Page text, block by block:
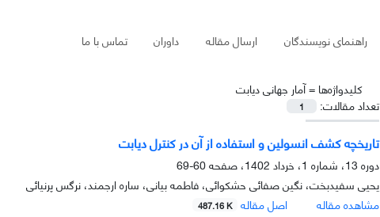
راهنمای نویسندگان ارسال مقاله داوران تماس با ما
کلیدواژه‌ها =آمار جهانی دیابت
تعداد مقالات:
1
تاریخچه کشف انسولین و استفاده از آن در کنترل دیابت
دوره 13، شماره 1، خرداد 1402، صفحه
60-69
یحیی سفیدبخت، نگین صفائی حشکوائی، فاطمه بیانی، ساره ارجمند، نرگس پرنیائی
مشاهده مقاله
اصل مقاله 487.16 K